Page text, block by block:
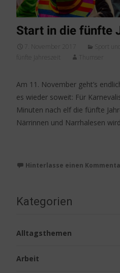
Start in die fünfte
7. November 2017 Sport
fünfte Jahreszeit
Thumser
Am 11. November geht’s
es wieder soweit: Für
Minuten nach elf die fünfte
Närrinnen und Narrhalesen
Hinterlasse einen
Kategorien
Alltagsthemen
Arbeit